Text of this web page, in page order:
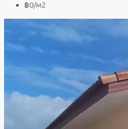
฿0/м2